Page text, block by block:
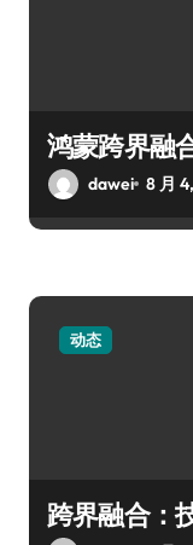
鸿蒙跨界融
dawei 8 月
动态
跨界融合：